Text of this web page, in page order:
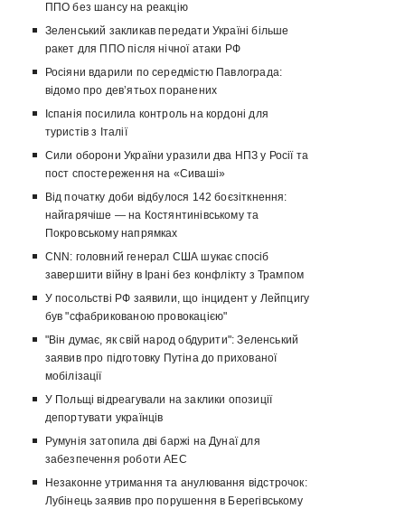
ППО без шансу на реакцію
Зеленський закликав передати Україні більше
ракет для ППО після нічної атаки РФ
Росіяни вдарили по середмістю Павлограда:
відомо про девʼятьох поранених
Іспанія посилила контроль на кордоні для
туристів з Італії
Сили оборони України уразили два НПЗ у Росії та
пост спостереження на «Сиваші»
Від початку доби відбулося 142 боєзіткнення:
найгарячіше — на Костянтинівському та
Покровському напрямках
CNN: головний генерал США шукає спосіб
завершити війну в Ірані без конфлікту з Трампом
У посольстві РФ заявили, що інцидент у Лейпцигу
був "сфабрикованою провокацією"
"Він думає, як свій народ обдурити": Зеленський
заявив про підготовку Путіна до прихованої
мобілізації
У Польщі відреагували на заклики опозиції
депортувати українців
Румунія затопила дві баржі на Дунаї для
забезпечення роботи АЕС
Незаконне утримання та анулювання відстрочок:
Лубінець заявив про порушення в Берегівському